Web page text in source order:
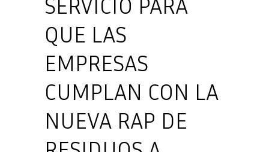
QUE LAS
EMPRESAS
CUMPLAN CON LA
NUEVA RAP DE